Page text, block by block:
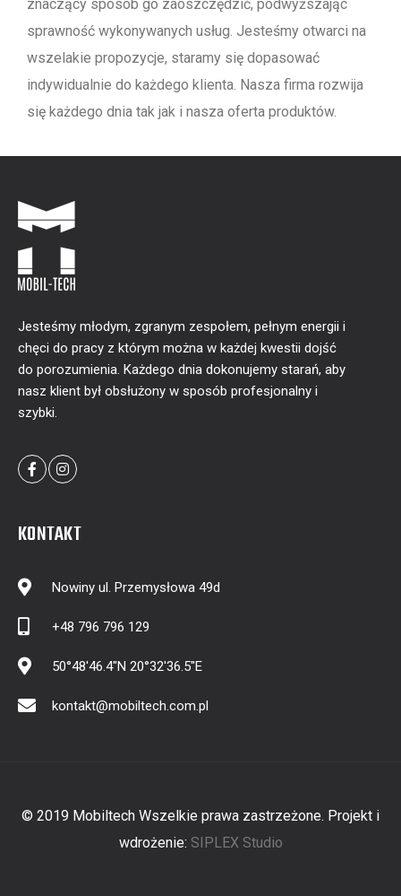
znaczący sposób go zaoszczędzić, podwyższając
sprawność wykonywanych usług. Jesteśmy otwarci na
wszelakie propozycje, staramy się dopasować
indywidualnie do każdego klienta. Nasza firma rozwija
się każdego dnia tak jak i nasza oferta produktów.
Jesteśmy młodym, zgranym zespołem, pełnym energii i
chęci do pracy z którym można w każdej kwestii dojść
do porozumienia. Każdego dnia dokonujemy starań, aby
nasz klient był obsłużony w sposób profesjonalny i
szybki.
KONTAKT
Nowiny ul. Przemysłowa 49d
+48 796 796 129
50°48'46.4"N 20°32'36.5"E
kontakt@mobiltech.com.pl
© 2019 Mobiltech Wszelkie prawa zastrzeżone. Projekt i
wdrożenie: SIPLEX Studio